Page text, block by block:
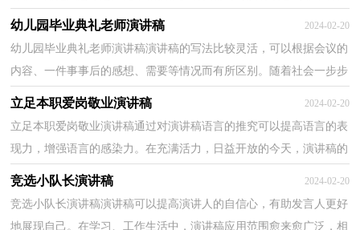
幼儿园毕业典礼老师演讲稿 2024-02-20
幼儿园毕业典礼老师演讲稿演讲稿的写法比较灵活，可以根据会议的
内容、一件事事后的感想、需要等情况而有所区别。随着社会一步步
向前发展，演讲稿应用范围愈来愈广泛，为了让您在...
立足本职爱岗敬业演讲稿 2024-02-20
立足本职爱岗敬业演讲稿通过对演讲稿语言的推究可以提高语言的表
现力，增强语言的感染力。在充满活力，日益开放的今天，演讲稿的
竞选小队长演讲稿 2024-02-20
竞选小队长演讲稿演讲稿可以提高演讲人的自信心，有助发言人更好
地展现自己。在学习、工作生活中，演讲稿应用范围愈来愈广泛，相